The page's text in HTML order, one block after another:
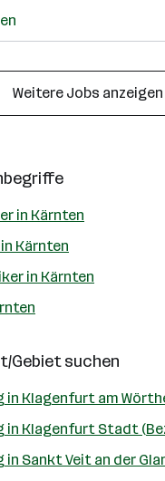
Weitere Jobs anzeigen
in Kärnten
Kärnten
in Kärnten
Gebiet suchen
Klagenfurt am
in Klagenfurt Stadt
Sankt Veit an der